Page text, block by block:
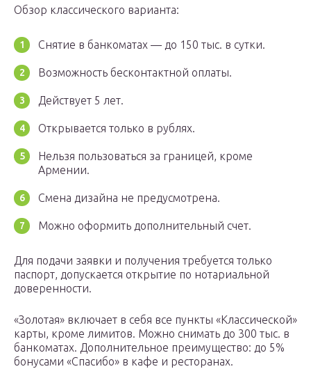
Обзор классического варианта:
Снятие в банкоматах — до 150 тыс. в сутки.
Возможность бесконтактной оплаты.
Действует 5 лет.
Открывается только в рублях.
Нельзя пользоваться за границей, кроме
Армении.
Смена дизайна не предусмотрена.
Можно оформить дополнительный счет.
Для подачи заявки и получения требуется только
паспорт, допускается открытие по нотариальной
доверенности.
«Золотая» включает в себя все пункты «Классической»
карты, кроме лимитов. Можно снимать до 300 тыс. в
банкоматах. Дополнительное преимущество: до 5%
бонусами «Спасибо» в кафе и ресторанах.